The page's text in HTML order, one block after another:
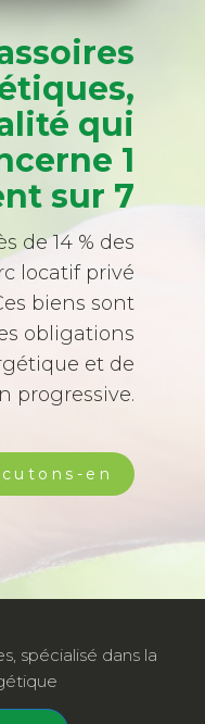
qui
1
sur 7
de 14 % des
locatif privé
biens sont
obligations
et de
progressive.
en
spécialisé dans la